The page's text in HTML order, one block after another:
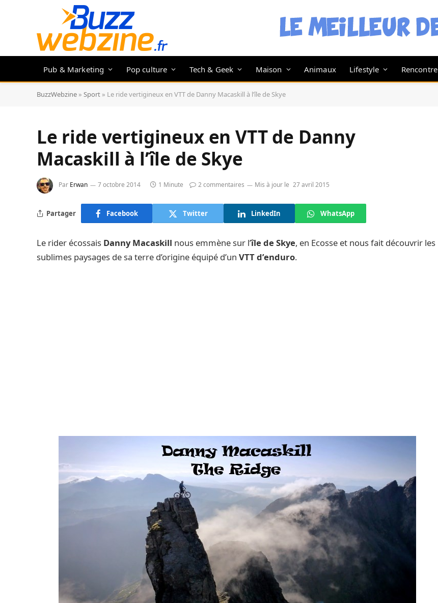
Pub & Marketing Pop culture Tech & Geek Maison Animaux Lifestyle Rencontre
BuzzWebzine » Sport » Le ride vertigineux en VTT de Danny Macaskill à l’île de Skye
Le ride vertigineux en VTT de Danny
Macaskill à l’île de Skye
Par Erwan 7 octobre 2014 1 Minute 2 commentaires Mis à jour le 27 avril 2015
Partager Facebook Twitter LinkedIn WhatsApp
Le rider écossais Danny Macaskill nous emmène sur l’île de Skye, en Ecosse et nous fait découvrir les
sublimes paysages de sa terre d’origine équipé d’un VTT d’enduro.